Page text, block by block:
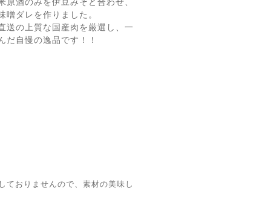
原酒のみを伊豆みそと合わせ、
噌ダレを作りました。
送の上質な国産肉を厳選し、一
だ自慢の逸品です！！
ておりませんので、素材の美味し